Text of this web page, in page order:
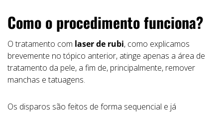
Como o procedimento funciona?
O tratamento com laser de rubi, como explicamos
brevemente no tópico anterior, atinge apenas a área de
tratamento da pele, a fim de, principalmente, remover
manchas e tatuagens.
Os disparos são feitos de forma sequencial e já